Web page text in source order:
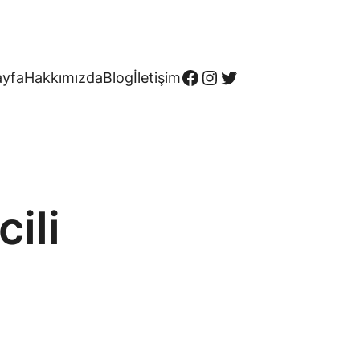
HakkımızdaBlogİletişimFacebook
Instagram
Twitter